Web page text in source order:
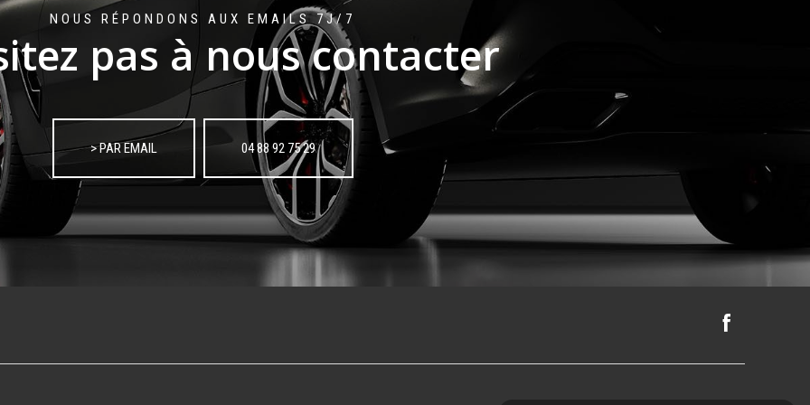
NOUS RÉPONDONS AUX EMAILS 7J/7
pas à nous contacter
> PAR EMAIL 04 88 92 75 29